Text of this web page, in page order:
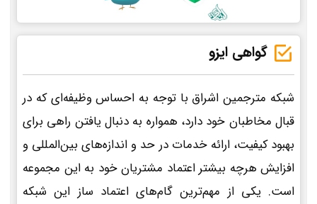
گواهی ایزو
شبکه مترجمین اشراق با توجه به احساس وظیفه‌ای که در
قبال مخاطبان خود دارد، همواره به دنبال یافتن راهی برای
بهبود کیفیت، ارائه خدمات در حد و اندازه‌های بین‌المللی و
افزایش هرچه بیشتر اعتماد مشتریان خود به این مجموعه
است. یکی از مهم‌ترین گام‌های اعتماد ساز این شبکه